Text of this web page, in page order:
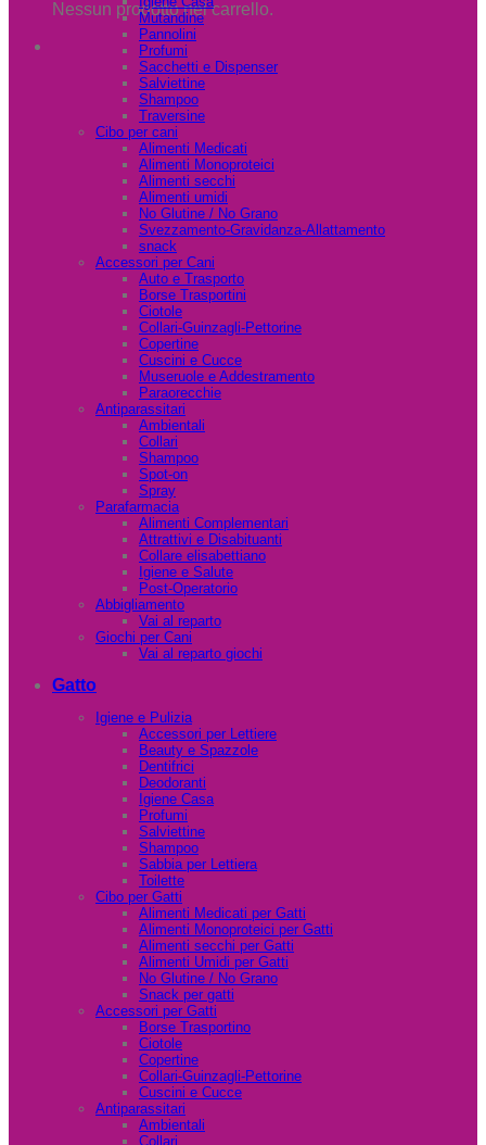
Nessun prodotto nel carrello.
Mutandine
Pannolini
Profumi
Sacchetti e Dispenser
Salviettine
Shampoo
Traversine
Cibo per cani
Alimenti Medicati
Alimenti Monoproteici
Alimenti secchi
Alimenti umidi
No Glutine / No Grano
Svezzamento-Gravidanza-Allattamento
snack
Accessori per Cani
Auto e Trasporto
Borse Trasportini
Ciotole
Collari-Guinzagli-Pettorine
Copertine
Cuscini e Cucce
Museruole e Addestramento
Paraorecchie
Antiparassitari
Ambientali
Collari
Shampoo
Spot-on
Spray
Parafarmacia
Alimenti Complementari
Attrattivi e Disabituanti
Collare elisabettiano
Igiene e Salute
Post-Operatorio
Abbigliamento
Vai al reparto
Giochi per Cani
Vai al reparto giochi
Gatto
Igiene e Pulizia
Accessori per Lettiere
Beauty e Spazzole
Dentifrici
Deodoranti
Igiene Casa
Profumi
Salviettine
Shampoo
Sabbia per Lettiera
Toilette
Cibo per Gatti
Alimenti Medicati per Gatti
Alimenti Monoproteici per Gatti
Alimenti secchi per Gatti
Alimenti Umidi per Gatti
No Glutine / No Grano
Snack per gatti
Accessori per Gatti
Borse Trasportino
Ciotole
Copertine
Collari-Guinzagli-Pettorine
Cuscini e Cucce
Antiparassitari
Ambientali
Collari